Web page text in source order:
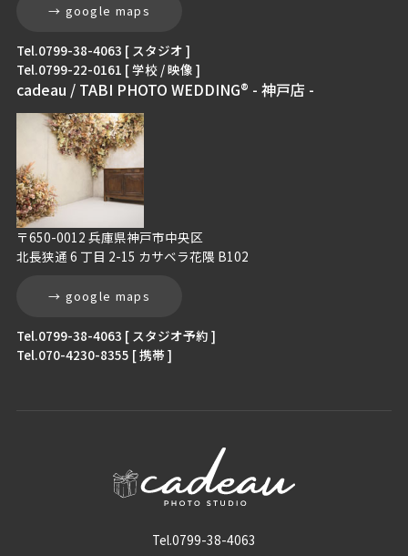
→ google maps
Tel.0799-38-4063 [ スタジオ ]
Tel.0799-22-0161 [ 学校 / 映像 ]
cadeau / TABI PHOTO WEDDING® - 神戸店 -
〒650-0012 兵庫県神戸市中央区
北長狭通 6 丁目 2-15 カサベラ花隈 B102
→ google maps
Tel.0799-38-4063 [ スタジオ予約 ]
Tel.070-4230-8355 [ 携帯 ]
Tel.0799-38-4063